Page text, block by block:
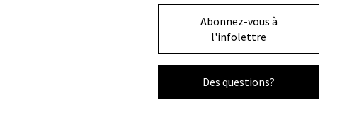
Abonnez-vous à
l'infolettre
Des questions?